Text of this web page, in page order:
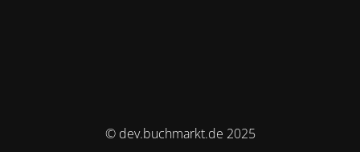
© dev.buchmarkt.de 2025